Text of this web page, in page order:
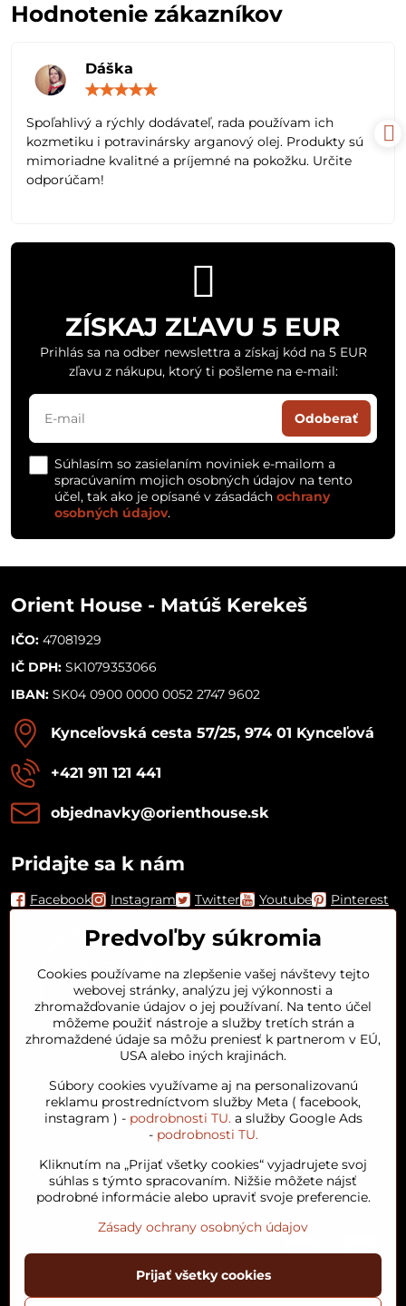
Hodnotenie zákazníkov
Dáška
5
Spoľahlivý a rýchly dodávateľ, rada používam ich
kozmetiku i potravinársky arganový olej. Produkty sú
mimoriadne kvalitné a príjemné na pokožku. Určite
odporúčam!
ZÍSKAJ ZĽAVU 5 EUR
Prihlás sa na odber newslettra a získaj kód na 5 EUR
zľavu z nákupu, ktorý ti pošleme na e-mail:
Odoberať
Súhlasím so zasielaním noviniek e-mailom a
spracúvaním mojich osobných údajov na tento
účel, tak ako je opísané v zásadách ochrany
osobných údajov.
Orient House - Matúš Kerekeš
IČO: 47081929
IČ DPH: SK1079353066
IBAN: SK04 0900 0000 0052 2747 9602
Kynceľovská cesta 57/25, 974 01 Kynceľová
+421 911 121 441
objednavky​@orienthouse​.sk
Pridajte sa k nám
Facebook Instagram Twitter Youtube Pinterest
Orient House
Arganový olej
Obľúbené kategórie
©2026Copyright
Predvoľby súkromia
Cookies používame na zlepšenie vašej návštevy tejto
webovej stránky, analýzu jej výkonnosti a
zhromažďovanie údajov o jej používaní. Na tento účel
môžeme použiť nástroje a služby tretích strán a
zhromaždené údaje sa môžu preniesť k partnerom v EÚ,
USA alebo iných krajinách.
Súbory cookies využívame aj na personalizovanú
reklamu prostredníctvom služby Meta ( facebook,
instagram ) - podrobnosti TU.a služby Google Ads
- podrobnosti TU.
Kliknutím na „Prijať všetky cookies“ vyjadrujete svoj
súhlas s týmto spracovaním. Nižšie môžete nájsť
podrobné informácie alebo upraviť svoje preferencie.
Zásady ochrany osobných údajov
Prijať všetky cookies